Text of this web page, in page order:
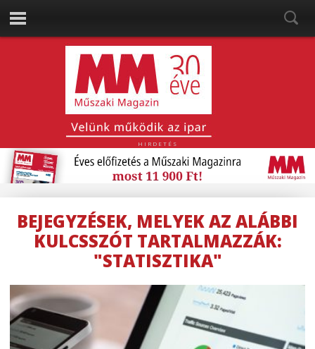
HIRDETÉS
BEJEGYZÉSEK, MELYEK AZ ALÁBBI
KULCSSZÓT TARTALMAZZÁK:
"STATISZTIKA"